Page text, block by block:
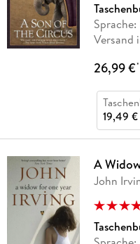
Versand
26,99 €*
19,49 €
A
John